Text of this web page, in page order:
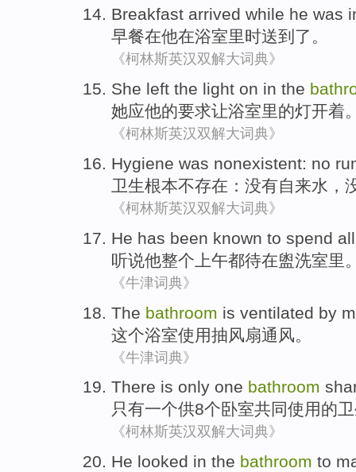
Breakfast arrived while he was
早餐在他在浴室里时送到了 。
《柯林斯英汉双解大词典》
She left the light on in the
她应他的要求让浴室里的灯开着
《柯林斯英汉双解大词典》
Hygiene was nonexistent: no
卫生根本不存在： 没有自来水 ，
《柯林斯英汉双解大词典》
He has been known to spend
听说他整个 上午都待在盥洗室里
《牛津词典》
The bathroom is ventilated by
这个浴室使用抽风扇通风 。
《牛津词典》
There is only one bathroom
只有一个供8个卧室共同使用的
《柯林斯英汉双解大词典》
He looked in the bathroom to